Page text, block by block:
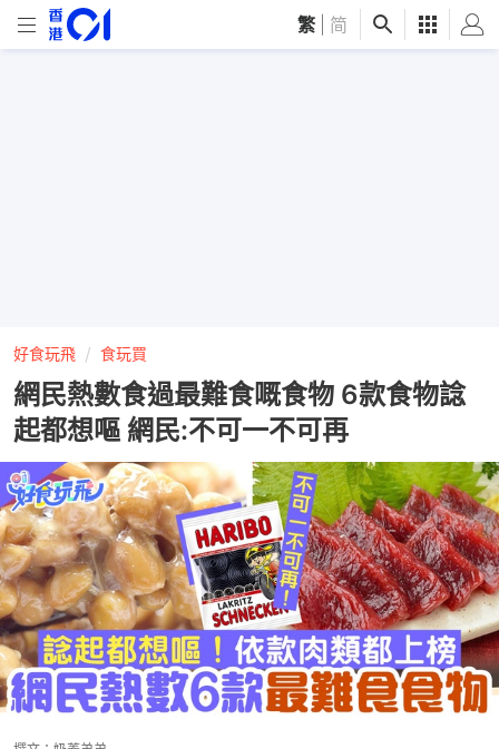
繁 简
好食玩飛 食玩買
網民熱數食過最難食嘅食物 6款食物諗
起都想嘔 網民:不可一不可再